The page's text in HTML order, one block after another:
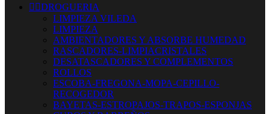
 DROGUERIA
LIMPIEZA VILEDA
LIMPIEZA
AMBIENTADORES Y ABSORBE HUMEDAD
RASCADORES-LIMPIACRISTALES
DESATASCADORES Y COMPLEMENTOS
ROLLOS
ESCOBA-FREGONA-MOPA-CEPILLO-
RECOGEDOR
BAYETAS-ESTROPAJOS-TRAPOS-ESPONJAS